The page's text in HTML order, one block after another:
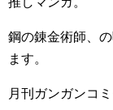
鋼の錬金術師、
ます。
月刊ガンガンコ